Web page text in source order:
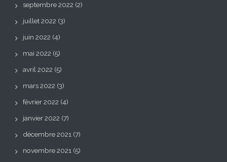
septembre 2022 (2)
juillet 2022 (3)
juin 2022 (4)
mai 2022 (5)
avril 2022 (5)
mars 2022 (3)
février 2022 (4)
janvier 2022 (7)
décembre 2021 (7)
novembre 2021 (5)